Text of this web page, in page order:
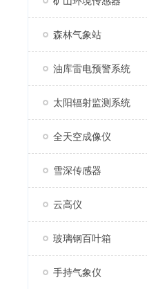
森林气象站
油库雷电预警系统
太阳辐射监测系统
全天空成像仪
雪深传感器
云高仪
玻璃钢百叶箱
手持气象仪